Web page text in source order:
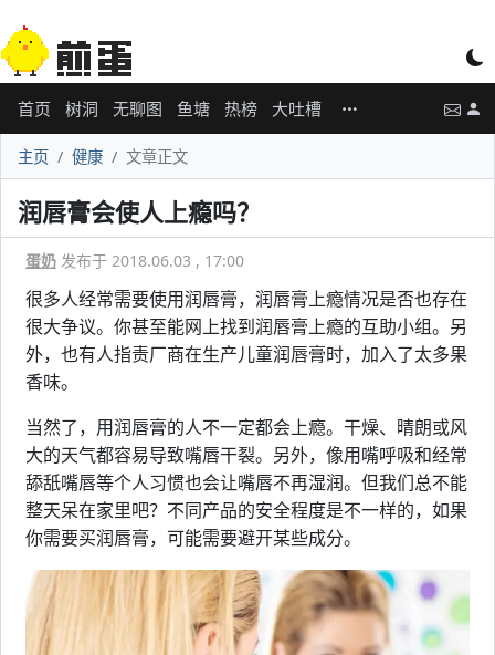
首页 树洞 无聊图 鱼塘 热榜 大吐槽
主页 健康 文章正文
润唇膏会使人上瘾吗？
蛋奶 发布于 2018.06.03 , 17:00
很多人经常需要使用润唇膏，润唇膏上瘾情况是否也存在
很大争议。你甚至能网上找到润唇膏上瘾的互助小组。另
外，也有人指责厂商在生产儿童润唇膏时，加入了太多果
香味。
当然了，用润唇膏的人不一定都会上瘾。干燥、晴朗或风
大的天气都容易导致嘴唇干裂。另外，像用嘴呼吸和经常
舔舐嘴唇等个人习惯也会让嘴唇不再湿润。但我们总不能
整天呆在家里吧？不同产品的安全程度是不一样的，如果
你需要买润唇膏，可能需要避开某些成分。